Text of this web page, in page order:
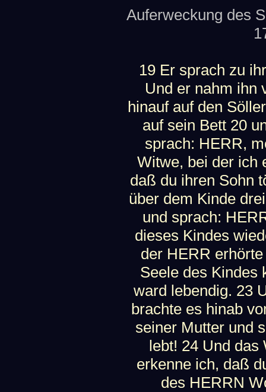
Auferweckung des
19 Er sprach zu
Und er nahm ihn
hinauf auf den
auf sein Bett 20
sprach: HERR,
Witwe, bei der ich
daß du ihren Sohn
über dem Kinde
und sprach:
dieses Kindes
der HERR
Seele des Kindes
ward lebendig. 23
brachte es hinab
seiner Mutter und
lebt! 24 Und das
erkenne ich, daß
des HERRN